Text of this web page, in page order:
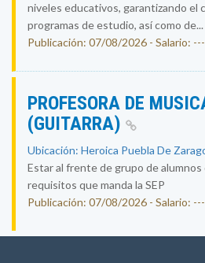
niveles educativos, garantizando el
programas de estudio, así como de...
Publicación: 07/08/2026 - Salario:
PROFESORA DE
(GUITARRA)
Ubicación: Heroica Puebla De
Estar al frente de grupo de alumnos
requisitos que manda la SEP
Publicación: 07/08/2026 - Salario: